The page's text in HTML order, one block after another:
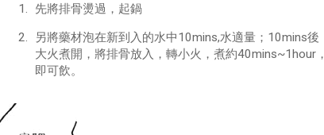
先將排骨燙過，起鍋
另將藥材泡在新到入的水中10mins,水適量；10mins後
大火煮開，將排骨放入，轉小火，煮約40mins~1hour，
即可飲。